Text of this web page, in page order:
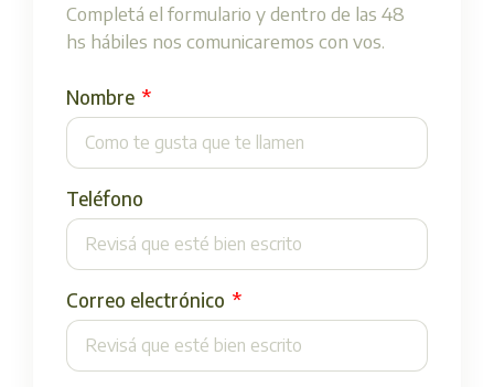
Completá el formulario y dentro de las 48
hs hábiles nos comunicaremos con vos.
Nombre
Teléfono
Correo electrónico